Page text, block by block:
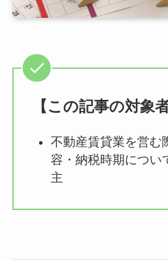
【この記事の対象者
不動産賃貸業を営む
容・納税時期につい
主